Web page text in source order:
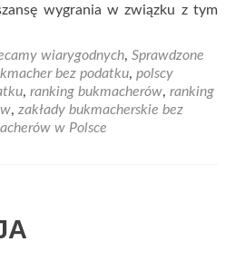
wygrania w związku z tym
wiarygodnych, Sprawdzone
bez podatku, polscy
, ranking bukmacherów, ranking
, zakłady bukmacherskie bez
w Polsce